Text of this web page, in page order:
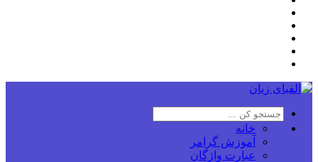
خانه
آموزش گرامر
عبارت واژگان